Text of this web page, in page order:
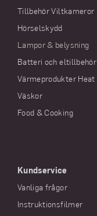
Tillbehör Viltkameror
Hörselskydd
Lampor & belysning
Batteri och eltillbehör
Värmeprodukter Heat
Väskor
Food & Cooking
Kundservice
Vanliga frågor
Instruktionsfilmer